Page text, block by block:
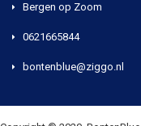
Bergen op Zoom
0621665844
bontenblue@ziggo.nl